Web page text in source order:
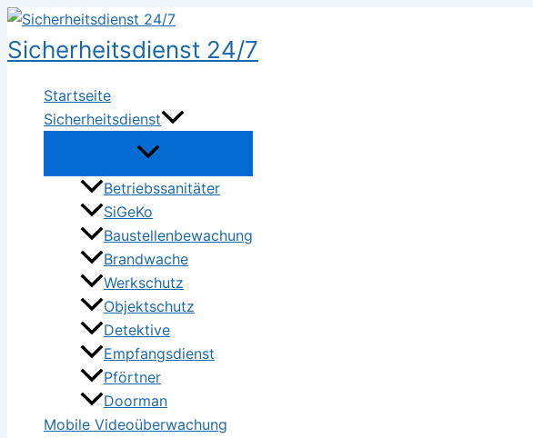
Zum
Inhalt
springen
Sicherheitsdienst 24/7
Startseite
Sicherheitsdienst
Betriebssanitäter
SiGeKo
Baustellenbewachung
Brandwache
Werkschutz
Objektschutz
Detektive
Empfangsdienst
Pförtner
Doorman
Mobile Videoüberwachung